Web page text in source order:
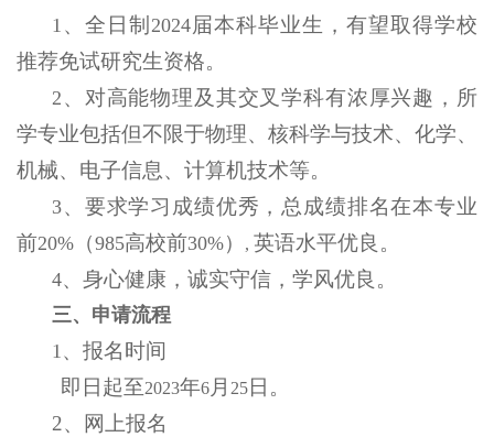
1 、全日制 2024届本科毕业生，有望取得学校
推荐免试研究生资格。
2 、对高能物理及其交叉学科有浓厚兴趣，所
学专业包括但不限于物理、核科学与技术、化学、
机械、电子信息、计算机技术等。
3、要求学习成绩优秀，总成绩排名在本专业
前20% （985高校前30%） , 英语水平优良。
4、身心健康，诚实守信，学风优良。
三、申请流程
1、报名时间
即日起至2023年6 月 25 日。
2、网上报名